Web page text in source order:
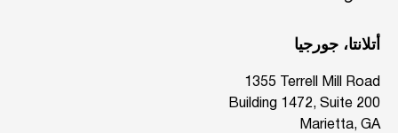
أتلانتا، جورجيا
‎1355 Terrell Mill Road
Building 1472, Suite 200
Marietta, GA